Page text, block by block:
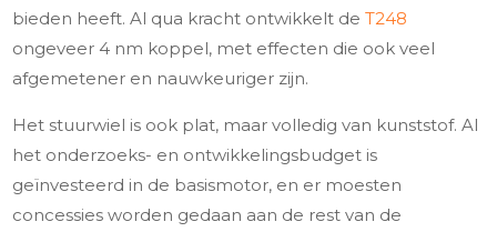
bieden heeft. Al qua kracht ontwikkelt deT248
ongeveer 4 nm koppel, met effecten die ook veel
afgemetener en nauwkeuriger zijn.
Het stuurwiel is ook plat, maar volledig van kunststof. Al
het onderzoeks- en ontwikkelingsbudget is
geïnvesteerd in de basismotor, en er moesten
concessies worden gedaan aan de rest van de